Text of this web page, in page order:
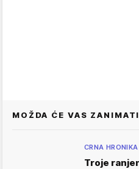
MOŽDA ĆE VAS ZANIMATI
CRNA HRONIKA
Troje